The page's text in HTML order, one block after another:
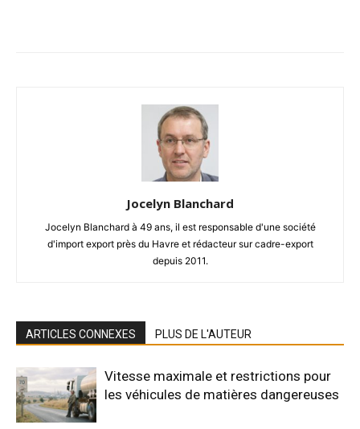
Jocelyn Blanchard
Jocelyn Blanchard à 49 ans, il est responsable d'une société
d'import export près du Havre et rédacteur sur cadre-export
depuis 2011.
ARTICLES CONNEXES PLUS DE L'AUTEUR
Vitesse maximale et restrictions pour
les véhicules de matières dangereuses